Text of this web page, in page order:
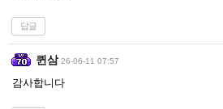
답글
퀸삼 26-06-11 07:57
감사합니다